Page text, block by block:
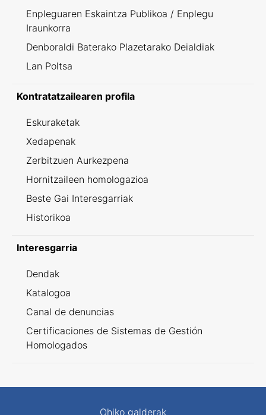
Enpleguaren Eskaintza Publikoa / Enplegu
Iraunkorra
Denboraldi Baterako Plazetarako Deialdiak
Lan Poltsa
Kontratatzailearen profila
Eskuraketak
Xedapenak
Zerbitzuen Aurkezpena
Hornitzaileen homologazioa
Beste Gai Interesgarriak
Historikoa
Interesgarria
Dendak
Katalogoa
Canal de denuncias
Certificaciones de Sistemas de Gestión
Homologados
Ohiko galderak